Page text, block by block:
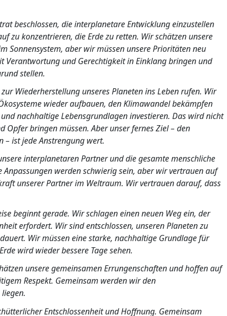
beschlossen, die interplanetare Entwicklung einzustellen
zu konzentrieren, die Erde zu retten. Wir schätzen unsere
Sonnensystem, aber wir müssen unsere Prioritäten neu
Verantwortung und Gerechtigkeit in Einklang bringen und
stellen.
Wiederherstellung unseres Planeten ins Leben rufen. Wir
wieder aufbauen, den Klimawandel bekämpfen
nachhaltige Lebensgrundlagen investieren. Das wird nicht
Opfer bringen müssen. Aber unser fernes Ziel – den
– ist jede Anstrengung wert.
interplanetaren Partner und die gesamte menschliche
werden schwierig sein, aber wir vertrauen auf
unserer Partner im Weltraum. Wir vertrauen darauf, dass
beginnt gerade. Wir schlagen einen neuen Weg ein, der
erfordert. Wir sind entschlossen, unseren Planeten zu
Wir müssen eine starke, nachhaltige Grundlage für
wird wieder bessere Tage sehen.
unsere gemeinsamen Errungenschaften und hoffen auf
Respekt. Gemeinsam werden wir den
Entschlossenheit und Hoffnung. Gemeinsam